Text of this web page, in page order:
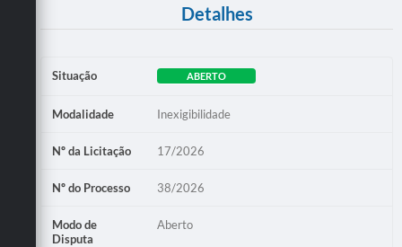
Detalhes
Situação ABERTO
Modalidade Inexigibilidade
Nº da Licitação 17/2026
Nº do Processo 38/2026
Modo de
Disputa
Aberto